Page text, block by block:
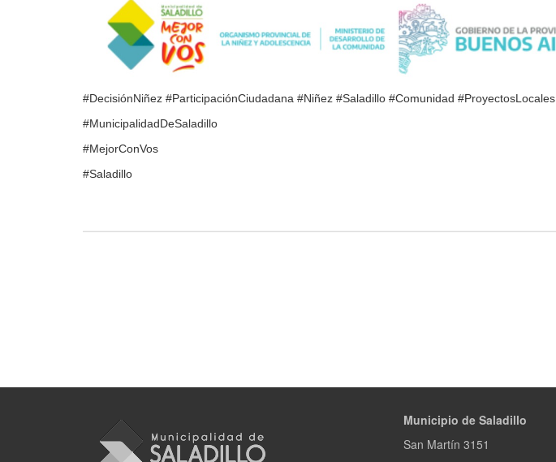
#DecisiónNiñez #ParticipaciónCiudadana #Niñez #Saladillo #Comunidad #ProyectosLocales
#MunicipalidadDeSaladillo
#MejorConVos
#Saladillo
Municipio de Saladillo
San Martín 3151